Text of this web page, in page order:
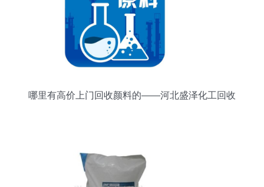
哪里有高价上门回收颜料的——河北盛泽化工回收